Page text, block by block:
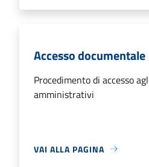
Accesso documentale
Procedimento di accesso
amministrativi
VAI ALLA PAGINA